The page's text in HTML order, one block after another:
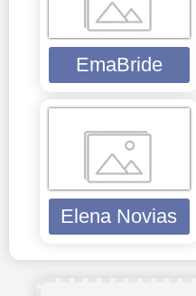
EmaBride
Elena Novias